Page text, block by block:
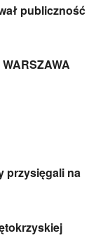
publiczność
przysięgali na